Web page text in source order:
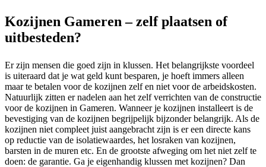
Kozijnen Gameren – zelf plaatsen of
uitbesteden?
Er zijn mensen die goed zijn in klussen. Het belangrijkste voordeel
is uiteraard dat je wat geld kunt besparen, je hoeft immers alleen
maar te betalen voor de kozijnen zelf en niet voor de arbeidskosten.
Natuurlijk zitten er nadelen aan het zelf verrichten van de constructie
voor de kozijnen in Gameren. Wanneer je kozijnen installeert is de
bevestiging van de kozijnen begrijpelijk bijzonder belangrijk. Als de
kozijnen niet compleet juist aangebracht zijn is er een directe kans
op reductie van de isolatiewaardes, het losraken van kozijnen,
barsten in de muren etc. En de grootste afweging om het niet zelf te
doen: de garantie. Ga je eigenhandig klussen met kozijnen? Dan